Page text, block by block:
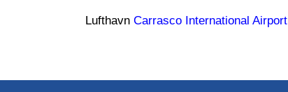
Lufthavn Carrasco International Airport